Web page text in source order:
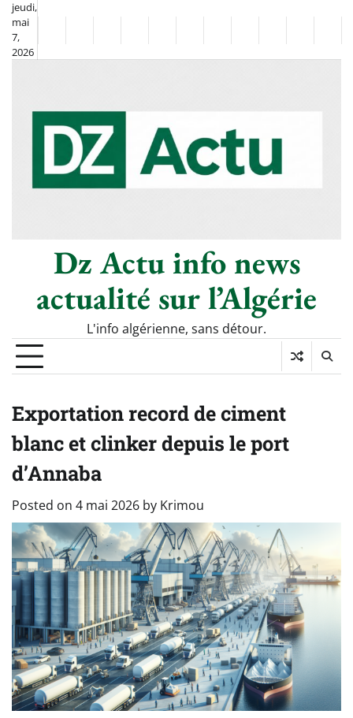
Skip
content
jeudi,
mai
7,
2026
FlashSportclasséDiasporaChronique
–
Le
Thé
SociétéCultureMondeÉconomie
Tech
Dz Actu info news
actualité sur l’Algérie
L'info algérienne, sans détour.
Exportation record de ciment
blanc et clinker depuis le port
d’Annaba
Posted on 4 mai 2026 by Krimou